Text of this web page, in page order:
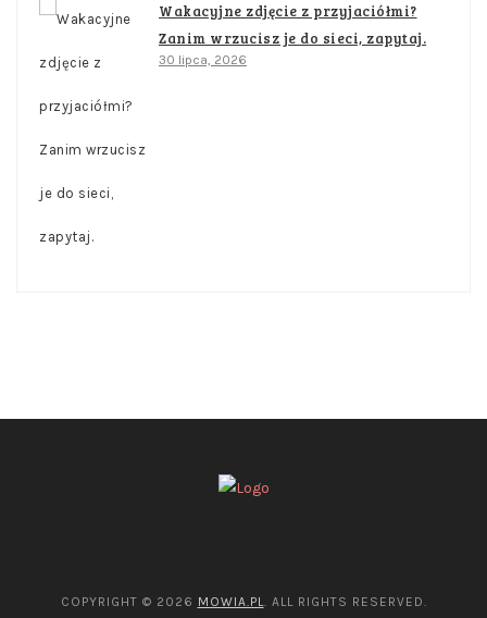
Wakacyjne zdjęcie z przyjaciółmi?
Zanim wrzucisz je do sieci, zapytaj.
30 lipca, 2026
COPYRIGHT © 2026 MOWIA.PL. ALL RIGHTS RESERVED.